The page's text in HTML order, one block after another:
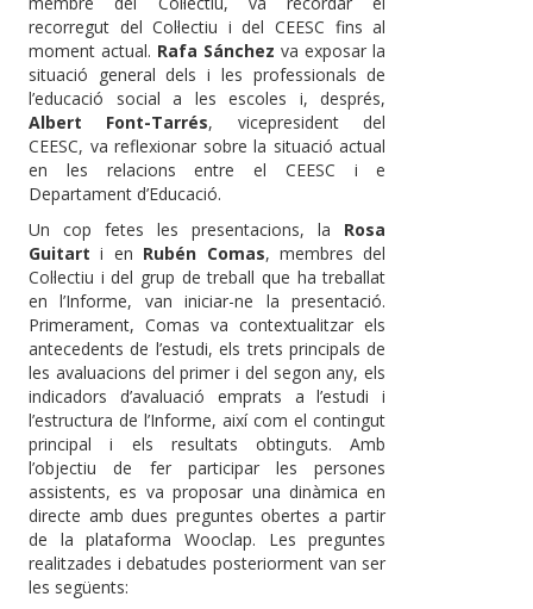
recorregut del Col·lectiu i del CEESC fins al
moment actual. Rafa Sánchez va exposar la
situació general dels i les professionals de
l’educació social a les escoles i, després,
Albert Font-Tarrés, vicepresident del
CEESC, va reflexionar sobre la situació actual
en les relacions entre el CEESC i e
Departament d’Educació.
Un cop fetes les presentacions, la Rosa
Guitart i en Rubén Comas, membres del
Col·lectiu i del grup de treball que ha treballat
en l’Informe, van iniciar-ne la presentació.
Primerament, Comas va contextualitzar els
antecedents de l’estudi, els trets principals de
les avaluacions del primer i del segon any, els
indicadors d’avaluació emprats a l’estudi i
l’estructura de l’Informe, així com el contingut
principal i els resultats obtinguts. Amb
l’objectiu de fer participar les persones
assistents, es va proposar una dinàmica en
directe amb dues preguntes obertes a partir
de la plataforma Wooclap. Les preguntes
realitzades i debatudes posteriorment van ser
les següents: